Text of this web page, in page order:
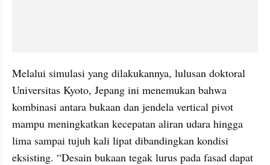
Melalui simulasi yang dilakukannya, lulusan doktoral
Universitas Kyoto, Jepang ini menemukan bahwa
kombinasi antara bukaan dan jendela vertical pivot
mampu meningkatkan kecepatan aliran udara hingga
lima sampai tujuh kali lipat dibandingkan kondisi
eksisting. “Desain bukaan tegak lurus pada fasad dapat